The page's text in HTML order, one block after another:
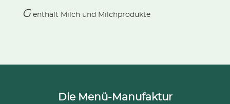
G enthält Milch und Milchprodukte
Die Menü-Manufaktur